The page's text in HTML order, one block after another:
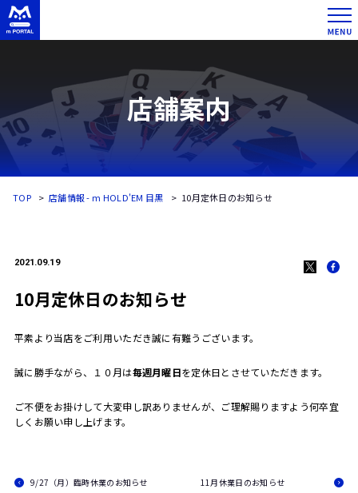
店舗案内
TOP 店舗情報 - m HOLD'EM 目黒 10月定休日のお知らせ
2021.09.19
10月定休日のお知らせ
平素より当店をご利用いただき誠に有難うございます。
誠に勝手ながら、１０月は毎週月曜日を定休日とさせていただきます。
ご不便をお掛けして大変申し訳ありませんが、ご理解賜りますよう何卒宜
しくお願い申し上げます。
9/27（月）臨時休業のお知らせ 11月休業日のお知らせ